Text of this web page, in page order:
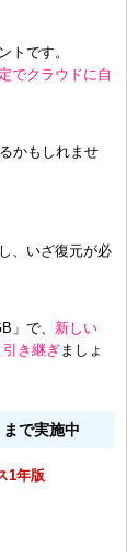
トです。
でクラウドに自
かもしれませ
、いざ復元が必
」で、 新しい
引き継ぎましょ
で実施中
1年版